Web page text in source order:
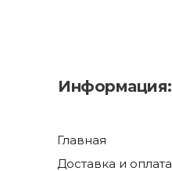
Информация:
Доставка и оплата
Главная